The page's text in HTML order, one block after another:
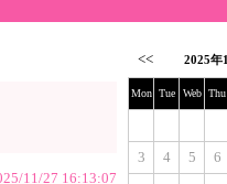
11/27 16:13:07
<< 2025年
Mon Tue Web Thu
3
4 5 6